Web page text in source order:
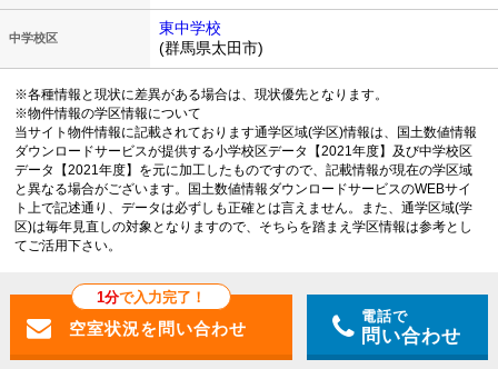
中学校区
東中学校
(群馬県太田市)
※各種情報と現状に差異がある場合は、現状優先となります。
※物件情報の学区情報について
当サイト物件情報に記載されております通学区域(学区)情報は、国土数値情報
ダウンロードサービスが提供する小学校区データ【2021年度】及び中学校区
データ【2021年度】を元に加工したものですので、記載情報が現在の学区域
と異なる場合がございます。国土数値情報ダウンロードサービスのWEBサイ
ト上で記述通り、データは必ずしも正確とは言えません。また、通学区域(学
区)は毎年見直しの対象となりますので、そちらを踏まえ学区情報は参考とし
てご活用下さい。
1分で入力完了！
電話で
問い合わせ